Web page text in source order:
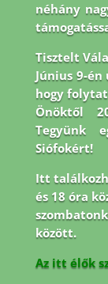
néhány
Tisztelt
Június 9-
hogy
Önöktől
Tegyünk
Siófokért!
Itt
és 18 óra
között.
Az itt élők